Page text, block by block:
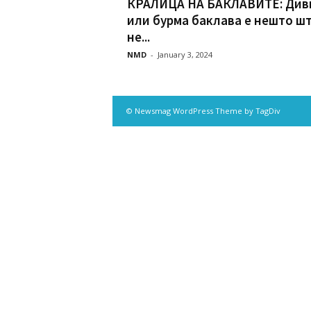
КРАЛИЦА НА БАКЛАВИТЕ:
или бурма баклава е нешто
не...
NMD - January 3, 2024
© Newsmag WordPress Theme by TagDiv